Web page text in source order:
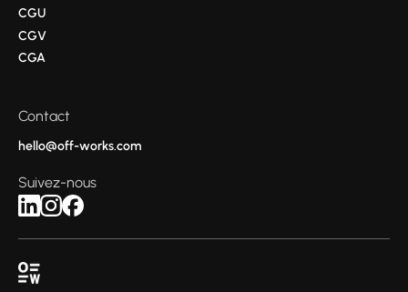
CGU
CGV
CGA
Contact
hello@off-works.com
Suivez-nous